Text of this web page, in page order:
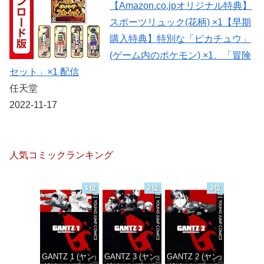
【Amazon.co.jpオリジナル特典】
スポーツリュック(花柄) ×1【早期
購入特典】特別な「ピカチュウ」
(ゲーム内のポケモン) ×1、「冒険
セット」×1 配信
任天堂
2022-11-17
人気コミックランキング
1位
GANTZ 1 (ヤン
2位
GANTZ 3 (ヤン
3位
GANTZ 2 (ヤン